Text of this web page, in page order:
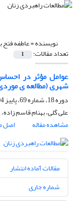
نویسنده =عاطفه فتح
تعداد مقالات: 1
عوامل مؤثر در
شهری (مطالعه ی
دوره 18، شماره 69، پاییز 1394، صفحه
علی گلی، بهنام قاسم
مشاهده مقاله
اصل
مقالات آماده انتشار
شماره جاری